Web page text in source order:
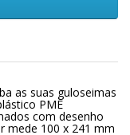
as suas guloseimas
PME
com desenho
mede 100 x 241 mm